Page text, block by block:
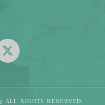
ALL RIGHTS RESERVED.